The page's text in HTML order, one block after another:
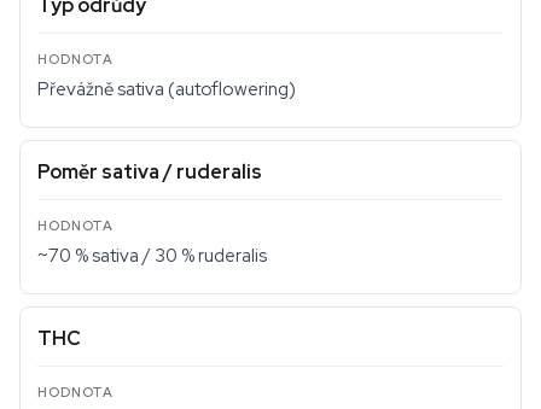
Typ odrůdy
Převážně sativa (autoflowering)
Poměr sativa / ruderalis
~70 % sativa / 30 % ruderalis
THC